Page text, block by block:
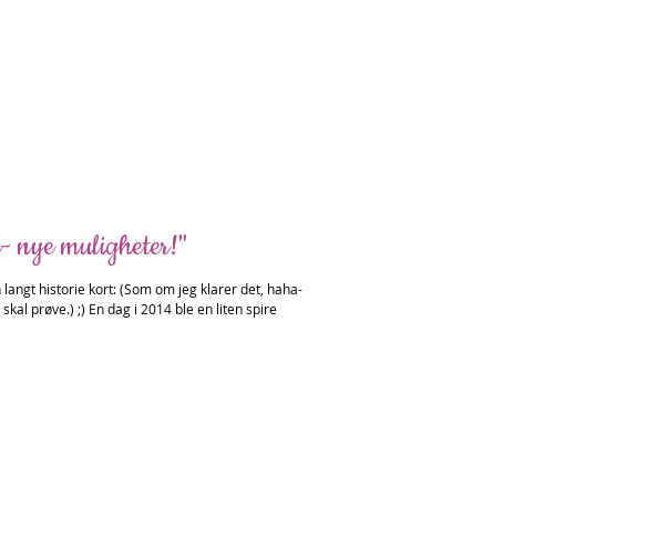
nye muligheter!"
langt historie kort: (Som om jeg klarer det, haha-
prøve.) ;) En dag i 2014 ble en liten spire